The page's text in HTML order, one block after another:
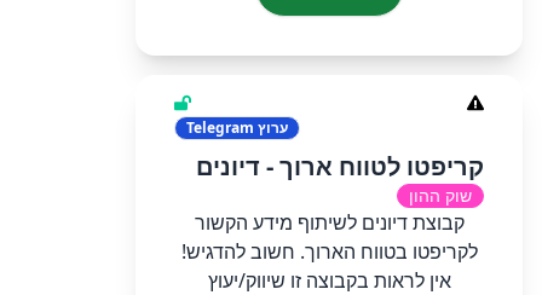
ערוץ
קריפטו לטווח ארוך - דיונים
שוק ההון
קבוצת דיונים לשיתוף מידע הקשור
לקריפטו בטווח הארוך. חשוב להדגיש!
אין לראות בקבוצה זו שיווק/יעוץ